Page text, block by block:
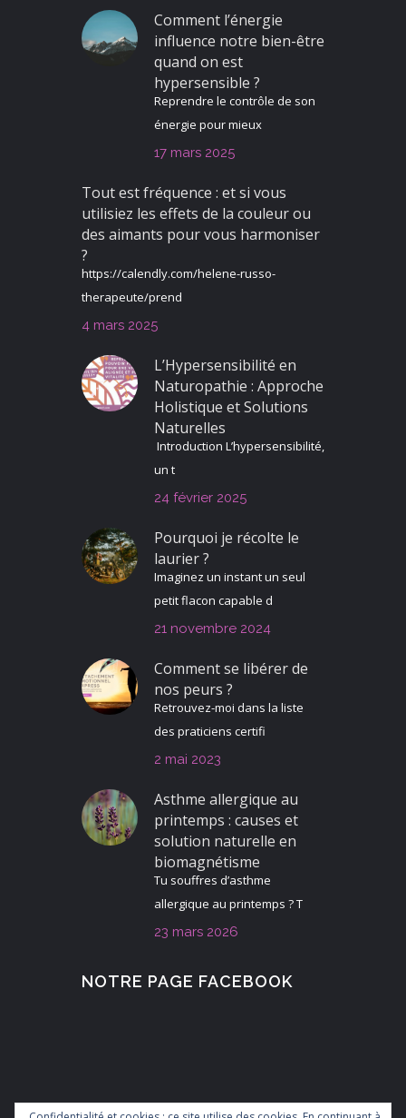
Comment l’énergie
influence notre bien-être
quand on est
hypersensible ?
Reprendre le contrôle de son
énergie pour mieux
17 mars 2025
Tout est fréquence : et si vous
utilisiez les effets de la couleur ou
des aimants pour vous harmoniser
?
https://calendly.com/helene-russo-
therapeute/prend
4 mars 2025
L’Hypersensibilité en
Naturopathie : Approche
Holistique et Solutions
Naturelles
Introduction L’hypersensibilité,
un t
24 février 2025
Pourquoi je récolte le
laurier ?
Imaginez un instant un seul
petit flacon capable d
21 novembre 2024
Comment se libérer de
nos peurs ?
Retrouvez-moi dans la liste
des praticiens certifi
2 mai 2023
Asthme allergique au
printemps : causes et
solution naturelle en
biomagnétisme
Tu souffres d’asthme
allergique au printemps ? T
23 mars 2026
NOTRE PAGE FACEBOOK